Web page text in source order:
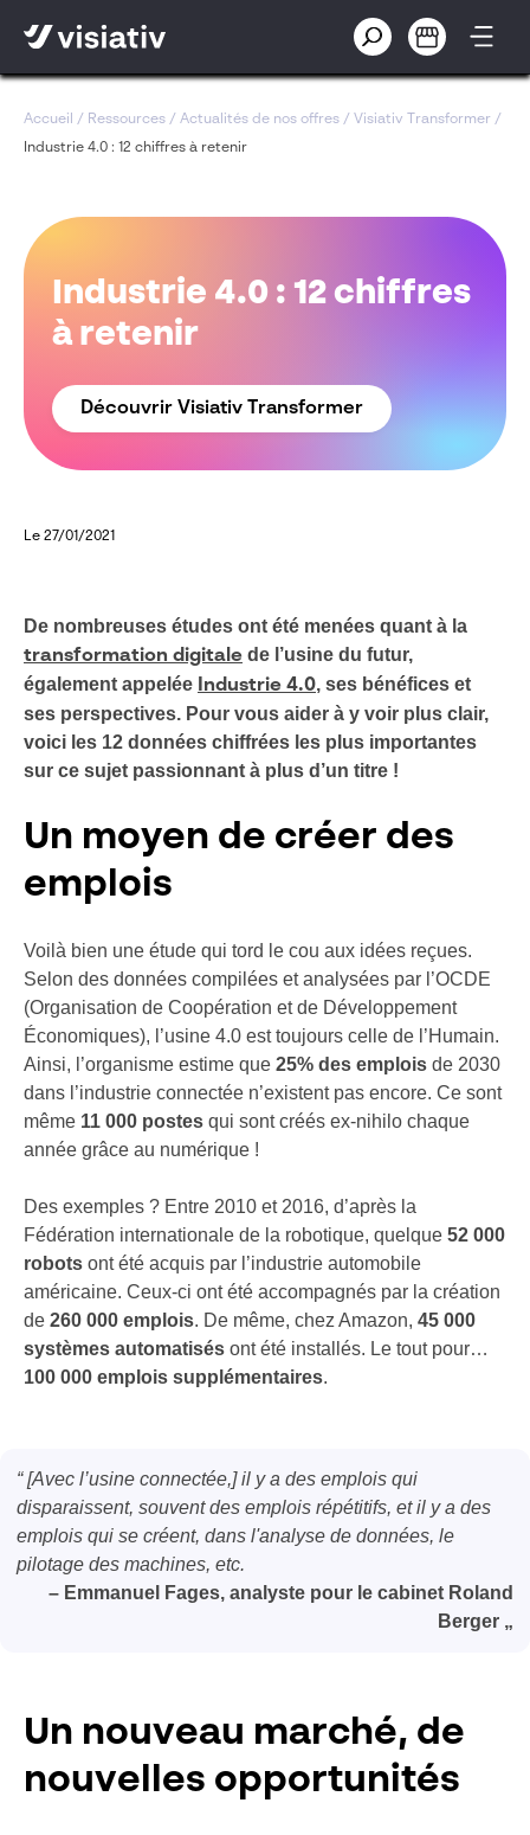
Accueil / Ressources / Actualités de nos offres / Visiativ Transformer /
Industrie 4.0 : 12 chiffres à retenir
Industrie 4.0 : 12 chiffres
à retenir
Découvrir Visiativ Transformer
Le 27/01/2021
De nombreuses études ont été menées quant à la
transformation digitale de l’usine du futur,
également appelée
Industrie 4.0, ses bénéfices et
ses perspectives. Pour vous aider à y voir plus clair,
voici les 12 données chiffrées les plus importantes
sur ce sujet passionnant à plus d’un titre !
Un moyen de créer des
emplois
Voilà bien une étude qui tord le cou aux idées reçues.
Selon des données compilées et analysées par l’OCDE
(Organisation de Coopération et de Développement
Économiques), l’usine 4.0 est toujours celle de l’Humain.
Ainsi, l’organisme estime que 25% des emplois de 2030
dans l’industrie connectée n’existent pas encore. Ce sont
même 11 000 postes qui sont créés ex-nihilo chaque
année grâce au numérique !
Des exemples ? Entre 2010 et 2016, d’après la
Fédération internationale de la robotique, quelque 52 000
robots ont été acquis par l’industrie automobile
américaine. Ceux-ci ont été accompagnés par la création
de 260 000 emplois. De même, chez Amazon, 45 000
systèmes automatisés ont été installés. Le tout pour…
100 000 emplois supplémentaires.
“ [Avec l’usine connectée,] il y a des emplois qui
disparaissent, souvent des emplois répétitifs, et il y a des
emplois qui se créent, dans l'analyse de données, le
pilotage des machines, etc.
– Emmanuel Fages, analyste pour le cabinet Roland
Berger „
Un nouveau marché, de
nouvelles opportunités